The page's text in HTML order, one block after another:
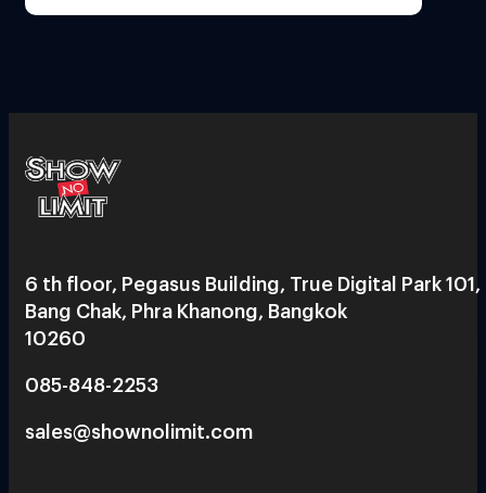
6 th floor, Pegasus Building, True Digital Park 101,
Bang Chak, Phra Khanong, Bangkok
10260
085-848-2253
sales@shownolimit.com